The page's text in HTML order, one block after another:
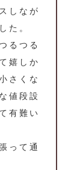
しなが
た。
るつる
嬉しか
さくな
値段設
有難い
って通